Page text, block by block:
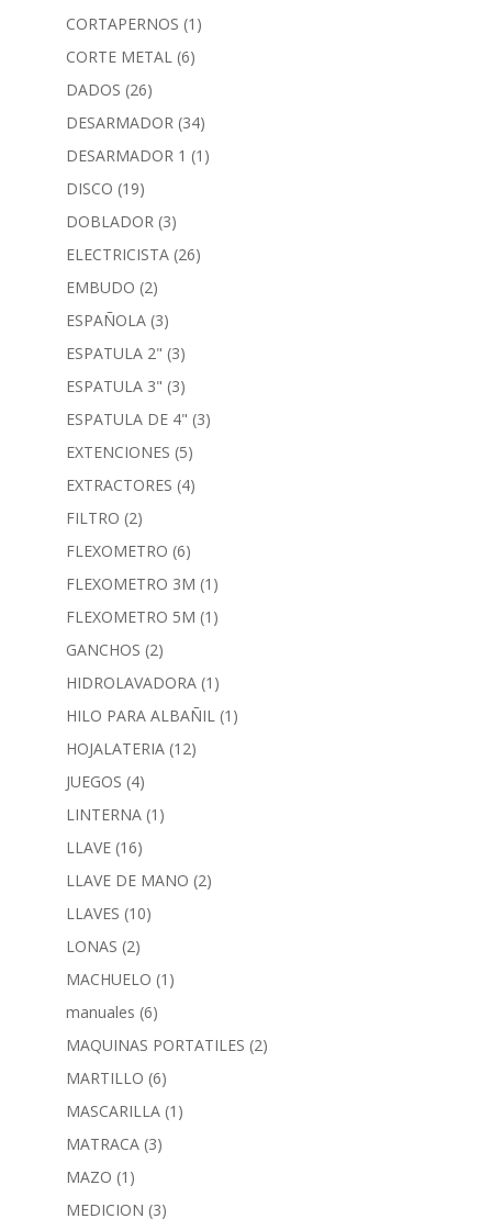
CORTAPERNOS (1)
CORTE METAL (6)
DADOS (26)
DESARMADOR (34)
DESARMADOR 1 (1)
DISCO (19)
DOBLADOR (3)
ELECTRICISTA (26)
EMBUDO (2)
ESPAÑOLA (3)
ESPATULA 2" (3)
ESPATULA 3" (3)
ESPATULA DE 4" (3)
EXTENCIONES (5)
EXTRACTORES (4)
FILTRO (2)
FLEXOMETRO (6)
FLEXOMETRO 3M (1)
FLEXOMETRO 5M (1)
GANCHOS (2)
HIDROLAVADORA (1)
HILO PARA ALBAÑIL (1)
HOJALATERIA (12)
JUEGOS (4)
LINTERNA (1)
LLAVE (16)
LLAVE DE MANO (2)
LLAVES (10)
LONAS (2)
MACHUELO (1)
manuales (6)
MAQUINAS PORTATILES (2)
MARTILLO (6)
MASCARILLA (1)
MATRACA (3)
MAZO (1)
MEDICION (3)